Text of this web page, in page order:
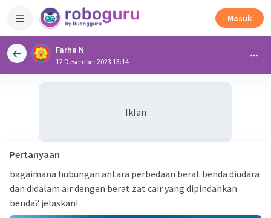
Masuk
Farha N
12 Desember 2023 13:14
Iklan
Pertanyaan
bagaimana hubungan antara perbedaan berat benda diudara
dan didalam air dengen berat zat cair yang dipindahkan
benda? jelaskan!